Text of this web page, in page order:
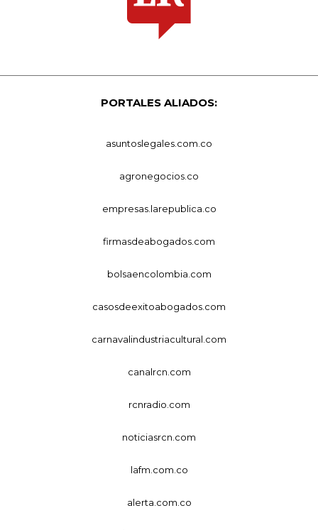
PORTALES ALIADOS:
asuntoslegales.com.co
agronegocios.co
empresas.larepublica.co
firmasdeabogados.com
bolsaencolombia.com
casosdeexitoabogados.com
carnavalindustriacultural.com
canalrcn.com
rcnradio.com
noticiasrcn.com
lafm.com.co
alerta.com.co